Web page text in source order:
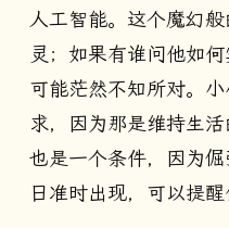
人工智能。这个魔幻
灵；如果有谁问他如
可能茫然不知所对。
求，因为那是维持生
也是一个条件，因为
日准时出现，可以提醒